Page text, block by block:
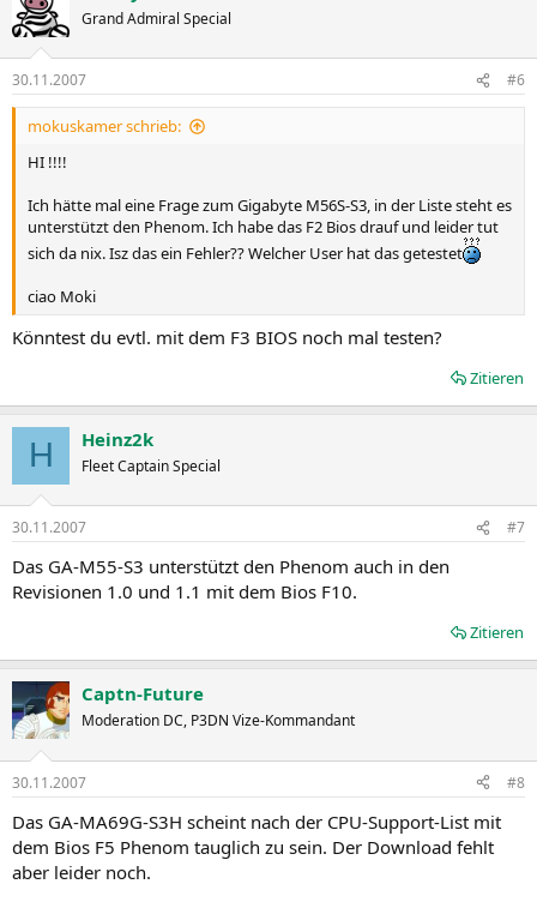
Grand Admiral Special
30.11.2007 #6
mokuskamer schrieb:
HI !!!!
Ich hätte mal eine Frage zum Gigabyte M56S-S3, in der Liste steht es
unterstützt den Phenom. Ich habe das F2 Bios drauf und leider tut
sich da nix. Isz das ein Fehler?? Welcher User hat das getestet
ciao Moki
Könntest du evtl. mit dem F3 BIOS noch mal testen?
Zitieren
H Heinz2k
Fleet Captain Special
30.11.2007 #7
Das GA-M55-S3 unterstützt den Phenom auch in den
Revisionen 1.0 und 1.1 mit dem Bios F10.
Zitieren
Captn-Future
Moderation DC, P3DN Vize-Kommandant
30.11.2007 #8
Das GA-MA69G-S3H scheint nach der CPU-Support-List mit
dem Bios F5 Phenom tauglich zu sein. Der Download fehlt
aber leider noch.